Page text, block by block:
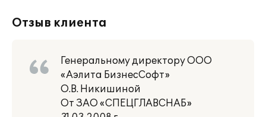
Отзыв клиента
Генеральному директору ООО
«Аэлита БизнесСофт»
О.В. Никишиной
От ЗАО «СПЕЦГЛАВСНАБ»